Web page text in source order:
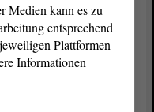
und
auch an
zu verteilen und
Medien kann es zu
entsprechend
Plattformen
Informationen